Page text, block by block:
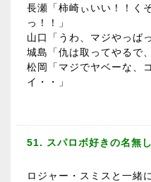
長瀬「柿崎ぃいい！！く
っ！！」
山口「うわ、マジやっば
城島「仇は取ってやるで
松岡「マジでヤベーな、
イ・・」
51. スパロボ好きの名無
ロジャー・スミスと一緒